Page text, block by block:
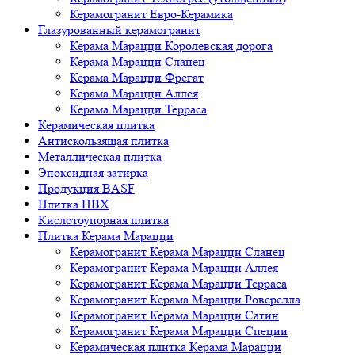
Керамогранит Евро-Керамика
Глазурованный керамогранит
Керама Марацци Королевская дорога
Керама Марацци Сланец
Керама Марацци Фрегат
Керама Марацци Аллея
Керама Марацци Терраса
Керамическая плитка
Антискользящая плитка
Металлическая плитка
Эпоксидная затирка
Продукция BASF
Плитка ПВХ
Кислотоупорная плитка
Плитка Керама Марацци
Керамогранит Керама Марацци Сланец
Керамогранит Керама Марацци Аллея
Керамогранит Керама Марацци Терраса
Керамогранит Керама Марацци Роверелла
Керамогранит Керама Марацци Сатин
Керамогранит Керама Марацци Специи
Керамическая плитка Керама Марацци